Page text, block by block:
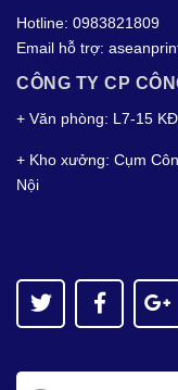
Hotline: 0983821809
Email hỗ trợ:
CÔNG TY CP
+ Văn phòng: L7-15
+ Kho xưởng: Cụm
Nội